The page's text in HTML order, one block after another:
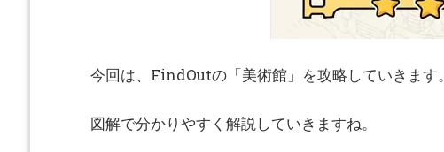
今回は、FindOutの「美術館」を攻略していきます。
図解で分かりやすく解説していきますね。